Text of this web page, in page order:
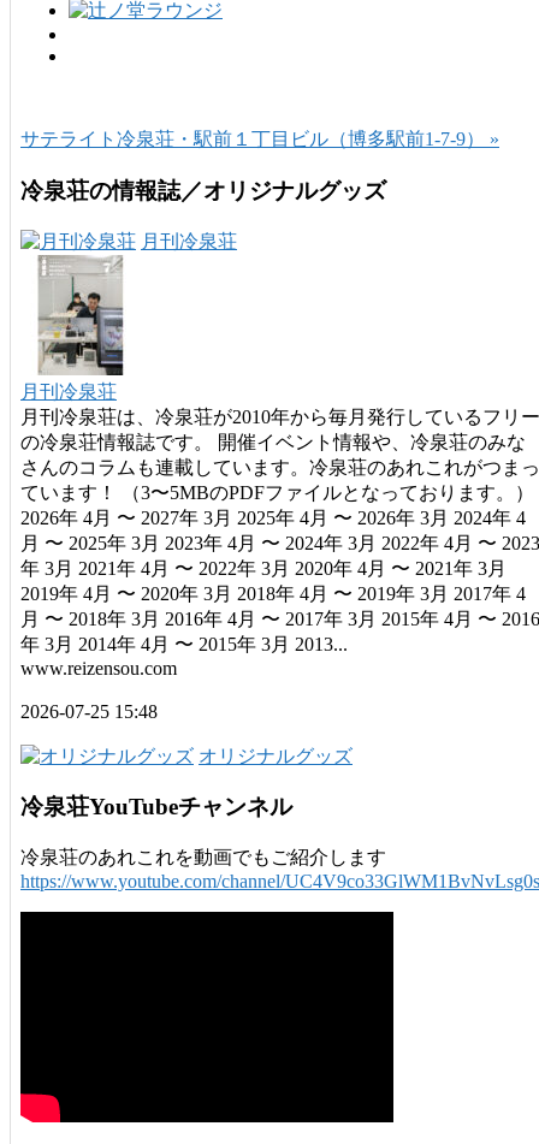
サテライト冷泉荘・駅前１丁目ビル（博多駅前1-7-9） »
冷泉荘の情報誌／オリジナルグッズ
月刊冷泉荘
月刊冷泉荘
月刊冷泉荘は、冷泉荘が2010年から毎月発行しているフリー
の冷泉荘情報誌です。 開催イベント情報や、冷泉荘のみな
さんのコラムも連載しています。冷泉荘のあれこれがつまっ
ています！ （3〜5MBのPDFファイルとなっております。）
2026年 4月 〜 2027年 3月 2025年 4月 〜 2026年 3月 2024年 4
月 〜 2025年 3月 2023年 4月 〜 2024年 3月 2022年 4月 〜 2023
年 3月 2021年 4月 〜 2022年 3月 2020年 4月 〜 2021年 3月
2019年 4月 〜 2020年 3月 2018年 4月 〜 2019年 3月 2017年 4
月 〜 2018年 3月 2016年 4月 〜 2017年 3月 2015年 4月 〜 2016
年 3月 2014年 4月 〜 2015年 3月 2013...
www.reizensou.com
2026-07-25 15:48
オリジナルグッズ
冷泉荘YouTubeチャンネル
冷泉荘のあれこれを動画でもご紹介します
https://www.youtube.com/channel/